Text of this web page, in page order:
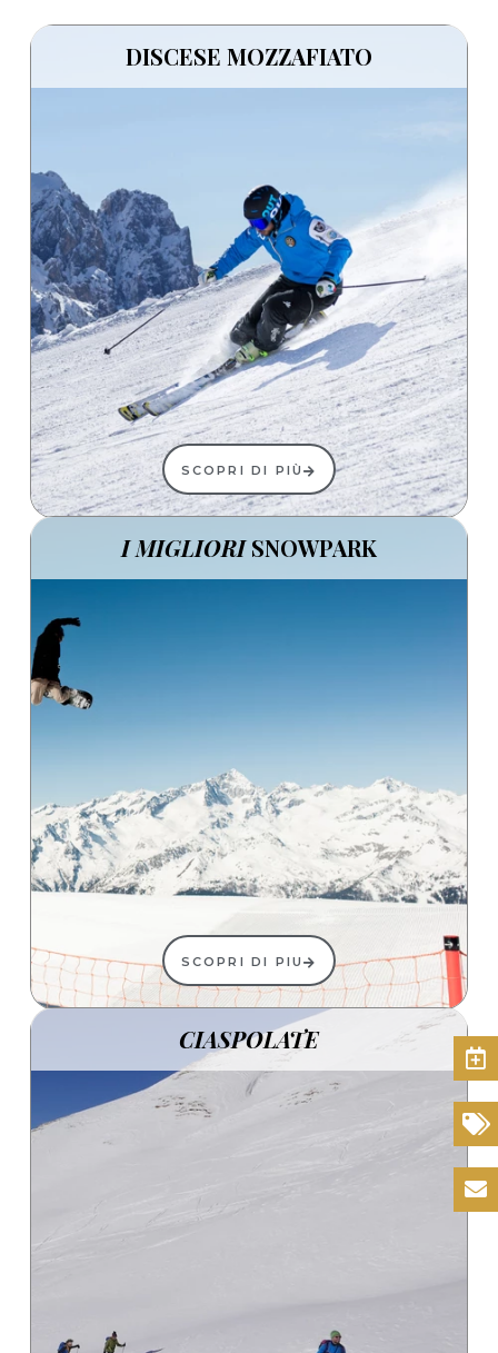
Prenota
Promozioni
DISCESE MOZZAFIATO
SCOPRI DI PIÙ
I MIGLIORISNOWPARK
SCOPRI DI PIU
CIASPOLATE